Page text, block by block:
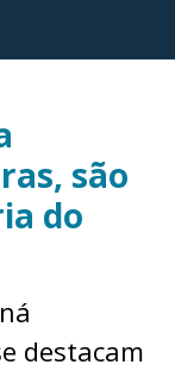
são
do
destacam